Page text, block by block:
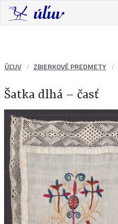
ÚĽUV ZBIERKOVÉ PREDMETY
Šatka dlhá – časť